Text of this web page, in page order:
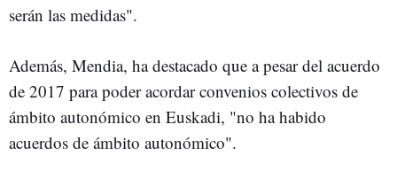
serán las medidas".
Además, Mendia, ha destacado que a pesar del acuerdo
de 2017 para poder acordar convenios colectivos de
ámbito autonómico en Euskadi, "no ha habido
acuerdos de ámbito autonómico".